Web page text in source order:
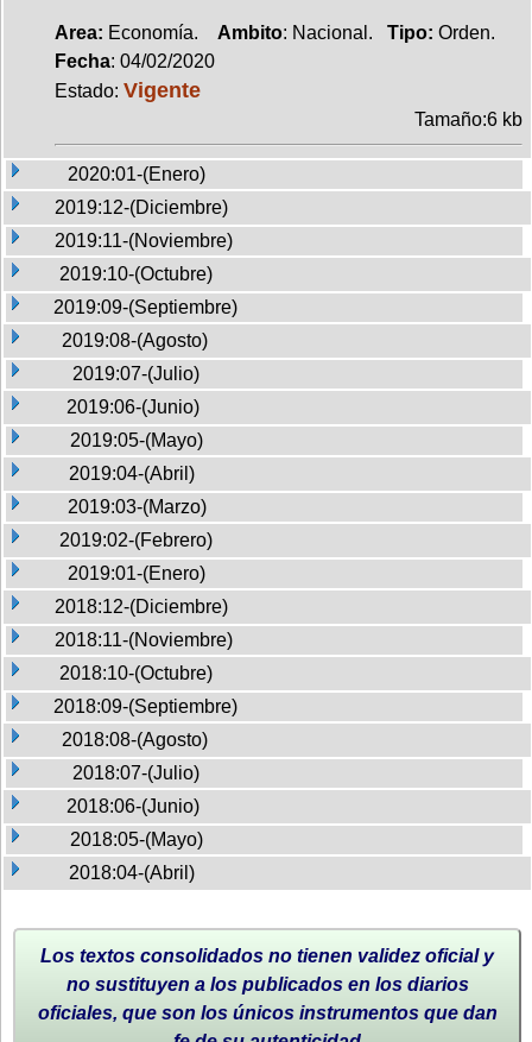
Area: Economía. Ambito: Nacional. Tipo: Orden.
Fecha: 04/02/2020
Estado: Vigente
Tamaño:6 kb
2020:01-(Enero)
2019:12-(Diciembre)
2019:11-(Noviembre)
2019:10-(Octubre)
2019:09-(Septiembre)
2019:08-(Agosto)
2019:07-(Julio)
2019:06-(Junio)
2019:05-(Mayo)
2019:04-(Abril)
2019:03-(Marzo)
2019:02-(Febrero)
2019:01-(Enero)
2018:12-(Diciembre)
2018:11-(Noviembre)
2018:10-(Octubre)
2018:09-(Septiembre)
2018:08-(Agosto)
2018:07-(Julio)
2018:06-(Junio)
2018:05-(Mayo)
2018:04-(Abril)
Los textos consolidados no tienen validez oficial y
no sustituyen a los publicados en los diarios
oficiales, que son los únicos instrumentos que dan